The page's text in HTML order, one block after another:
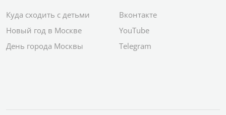
Куда сходить с детьми
Новый год в Москве
День города Москвы
Вконтакте
YouTube
Telegram